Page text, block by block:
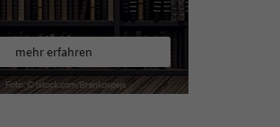
mehr erfahren